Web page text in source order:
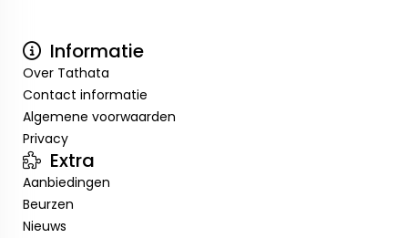
Informatie
Over Tathata
Contact informatie
Algemene voorwaarden
Privacy
Extra
Aanbiedingen
Beurzen
Nieuws